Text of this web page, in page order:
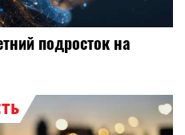
подросток на